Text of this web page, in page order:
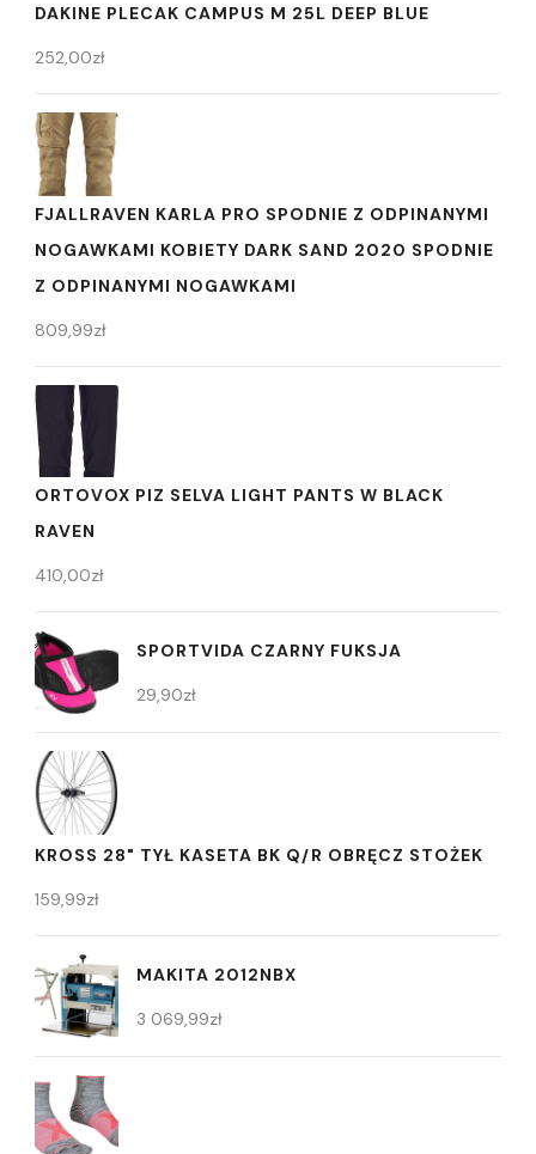
DAKINE PLECAK CAMPUS M 25L DEEP BLUE
252,00zł
FJALLRAVEN KARLA PRO SPODNIE Z ODPINANYMI
NOGAWKAMI KOBIETY DARK SAND 2020 SPODNIE
Z ODPINANYMI NOGAWKAMI
809,99zł
ORTOVOX PIZ SELVA LIGHT PANTS W BLACK
RAVEN
410,00zł
SPORTVIDA CZARNY FUKSJA
29,90zł
KROSS 28" TYŁ KASETA BK Q/R OBRĘCZ STOŻEK
159,99zł
MAKITA 2012NBX
3 069,99zł